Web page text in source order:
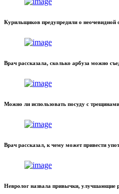
Курильщиков предупредили о неочевидной
Врач рассказала, сколько арбуза можно
Можно ли использовать посуду с
Врач рассказал, к чему может привести
Невролог назвала привычки, улучшающие